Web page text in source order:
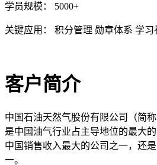
学员规模： 5000+
关键应用： 积分管理 勋章体系 学习
客户简介
中国石油天然气股份有限公司（简称
是中国油气行业占主导地位的最大
中国销售收入最大的公司之一，还
一。